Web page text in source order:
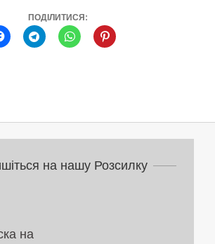
ПОДІЛИТИСЯ:
на нашу Розсилку
на